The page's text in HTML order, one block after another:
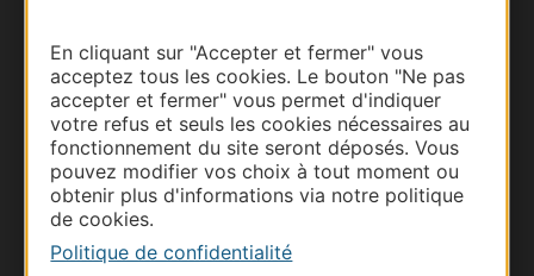
En cliquant sur "Accepter et fermer" vous
acceptez tous les cookies. Le bouton "Ne pas
accepter et fermer" vous permet d'indiquer
votre refus et seuls les cookies nécessaires au
fonctionnement du site seront déposés. Vous
pouvez modifier vos choix à tout moment ou
obtenir plus d'informations via notre politique
de cookies.
Politique de confidentialité
Thermalisme
Business/Mice